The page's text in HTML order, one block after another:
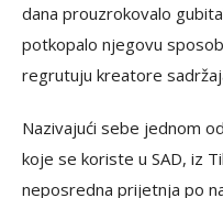
dana prouzrokovalo
potkopalo njegovu
regrutuju kreatore
Nazivajući sebe jednom
koje se koriste u SAD, iz
neposredna prijetnja po